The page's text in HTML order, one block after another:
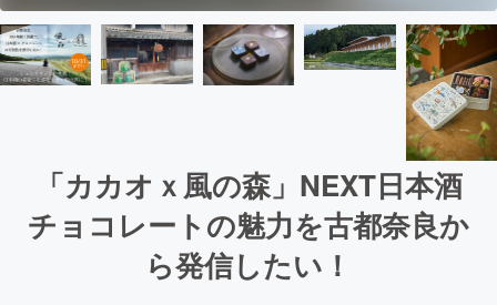
「カカオｘ風の森」NEXT日本酒
チョコレートの魅力を古都奈良か
ら発信したい！